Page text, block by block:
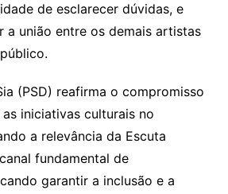
de esclarecer dúvidas, e
a união entre os demais artistas
(PSD) reafirma o compromisso
iniciativas culturais no
a relevância da Escuta
fundamental de
garantir a inclusão e a